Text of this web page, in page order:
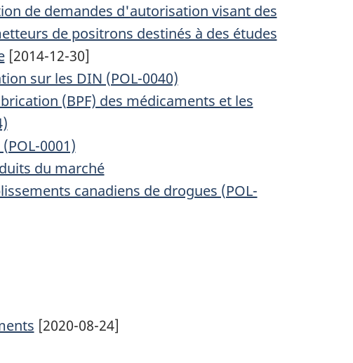
de demandes d'autorisation visant des
de positrons destinés à des études
[2014-12-30]
sur les DIN (POL-0040)
(BPF) des médicaments et les
0001)
du marché
canadiens de drogues (POL-
[2020-08-24]